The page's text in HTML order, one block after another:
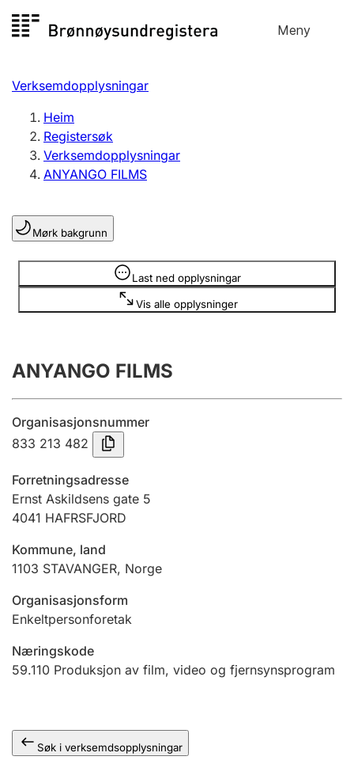
til
Meny
Registersøk
Aksjeselskap
Enkeltpersonføretak
Registrere, endre, slette
Lag og foreining
Registrere, endre, slette
Årsrekneskap
Innsending og forseinkingsgebyr
Tinglysing
Jeger
Ektepaktrettleiaren
Andre tema
Verksemdopplysningar
Heim
Registersøk
Verksemdopplysningar
ANYANGO FILMS
Mørk bakgrunn
Last ned opplysningar
Vis alle opplysninger
Opplysninger er skjult
ANYANGO FILMS
Organisasjonsnummer
833 213 482
Forretningsadresse
Ernst Askildsens gate 5
4041 HAFRSFJORD
Kommune, land
1103 STAVANGER, Norge
Organisasjonsform
Enkeltpersonforetak
Næringskode
59.110 Produksjon av film, video og fjernsynsprogram
Søk i verksemdsopplysningar